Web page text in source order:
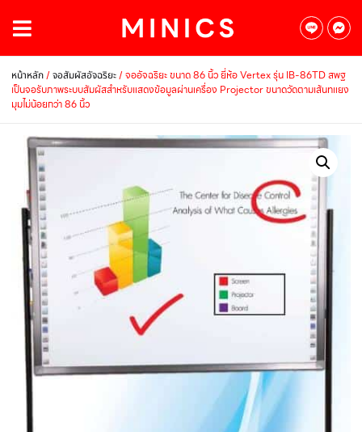
หน้าหลัก/จอสัมผัสอัจฉริยะ/ จออัจฉริยะ ขนาด 86 นิ้ว ยี่ห้อ Vertex รุ่น IB-86TD สพฐ
เป็นจอรับภาพระบบสัมผัสสำหรับแสดงข้อมูลผ่านเครื่อง Projector ขนาดวัดตามเส้นทแยง
มุมไม่น้อยกว่า 86 นิ้ว